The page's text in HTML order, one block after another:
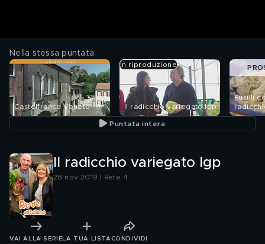
Nella stessa puntata
Castelfranco Veneto
in riproduzione
Il radicchio variegato Igp
Fusilli
Puntata intera
Il radicchio variegato Igp
28 nov 2019 | Rete 4
VAI ALLA SERIE LA TUA LISTA CONDIVIDI